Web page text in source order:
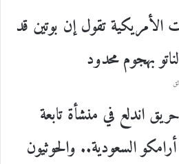
الأمريكية تقول إن بوتين قد
بهجوم محدود
اندلع في منشأة تابعة
السعودية.. والحوثيون